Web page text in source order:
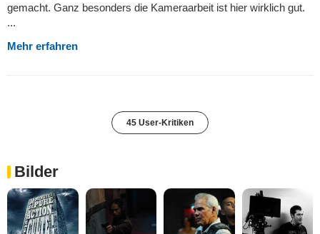
gemacht. Ganz besonders die Kameraarbeit ist hier wirklich gut.
...
Mehr erfahren
45 User-Kritiken
Bilder